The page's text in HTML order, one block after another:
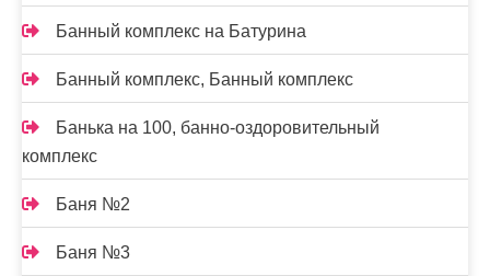
Банный комплекс на Батурина
Банный комплекс, Банный комплекс
Банька на 100, банно-оздоровительный
комплекс
Баня №2
Баня №3